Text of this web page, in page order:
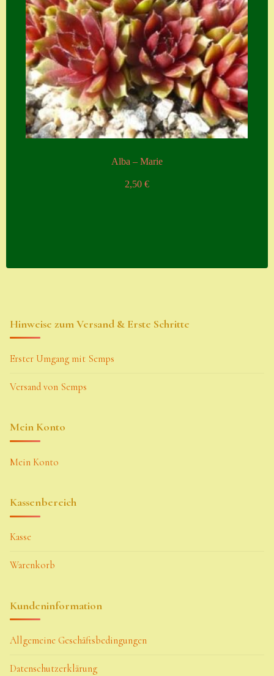
Alba – Marie
2,50 €
Hinweise zum Versand & Erste Schritte
Erster Umgang mit Semps
Versand von Semps
Mein Konto
Mein Konto
Kassenbereich
Kasse
Warenkorb
Kundeninformation
Allgemeine Geschäftsbedingungen
Datenschutzerklärung